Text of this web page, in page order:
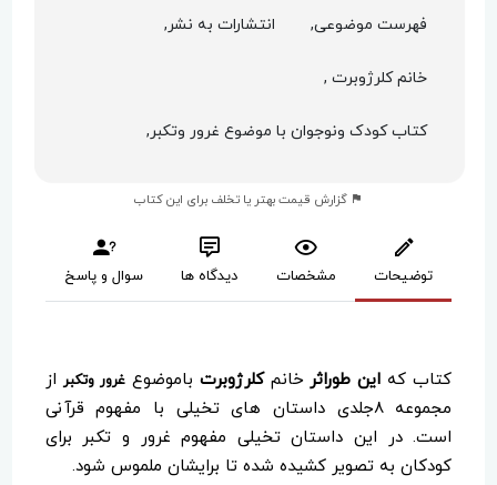
فهرست موضوعی, انتشارات به نشر,
خانم کلرژوبرت ,
کتاب کودک ونوجوان با موضوع غرور وتکبر,
گزارش قیمت بهتر یا تخلف برای این کتاب
توضیحات مشخصات دیدگاه ها سوال و پاسخ
کتاب که این طوراثر خانم کلرژوبرت باموضوعغرور وتکبر از
مجموعه ۸جلدی داستان های تخیلی با مفهوم قرآنی
است. در این داستان تخیلی مفهوم غرور و تکبر برای
کودکان به تصویر کشیده شده تا برایشان ملموس شود.